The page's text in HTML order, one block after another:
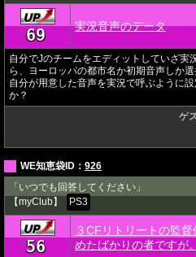
★69 実況音声のデータ
自分でJのチームをエディットしていざ実
ら、ヨーロッパの都市名か初期音声しか
自分が用意した音声を実況で呼ぶように
か？
ゲ
WE知恵袋ID： 926
「いつでも回答してください」
【myClub】
PS3
★56
３CFリトリートの監
めたばかりの者ですが。